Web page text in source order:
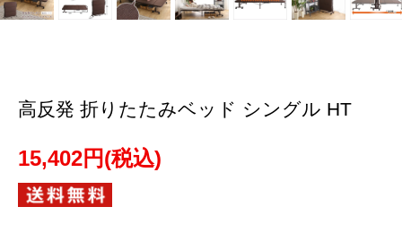
高反発 折りたたみベッド シングル HT
15,402円(税込)